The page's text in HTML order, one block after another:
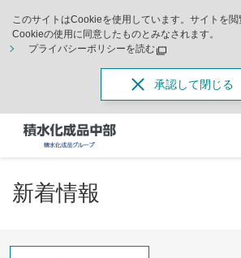
このサイトはCookieを使用しています。サイトを閲
Cookieの使用に同意したものとみなされます。
プライバシーポリシーを読む
承認して閉じる
新着情報